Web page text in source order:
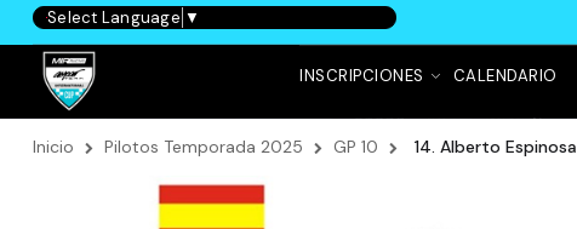
Select Language ▼
INSCRIPCIONES CALENDARIO
Inicio Pilotos Temporada 2025 GP 10
14. Alberto Espinosa